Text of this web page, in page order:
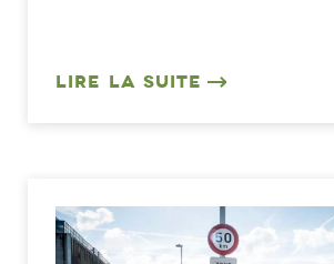
LIRE LA SUITE